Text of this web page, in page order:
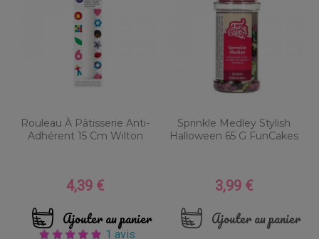
Rouleau À Pâtisserie Anti-
Adhérent 15 Cm Wilton
Prix
4,39 €
Ajouter au panier
1 avis
Sprinkle Medley Stylish
Halloween 65 G FunCakes
Prix
3,99 €
Ajouter au panier